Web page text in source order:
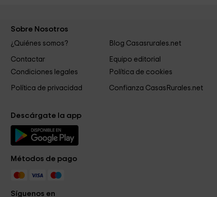
Sobre Nosotros
¿Quiénes somos? Blog Casasrurales.net
Contactar
Equipo editorial
Condiciones legales
Política de cookies
Política de privacidad Confianza CasasRurales.net
Descárgate la app
Métodos de pago
Síguenos en